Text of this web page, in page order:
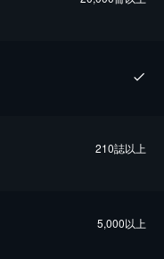
210誌以上
5,000以上